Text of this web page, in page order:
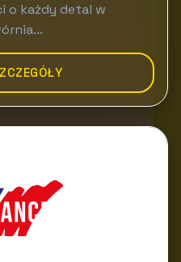
o każdy detal w